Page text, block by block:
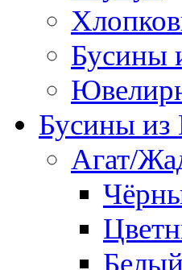
Бусины
Бусины из
Агат/